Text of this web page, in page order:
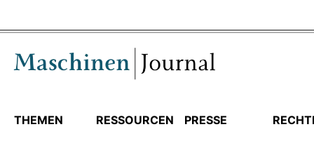
THEMEN RESSOURCEN PRESSE